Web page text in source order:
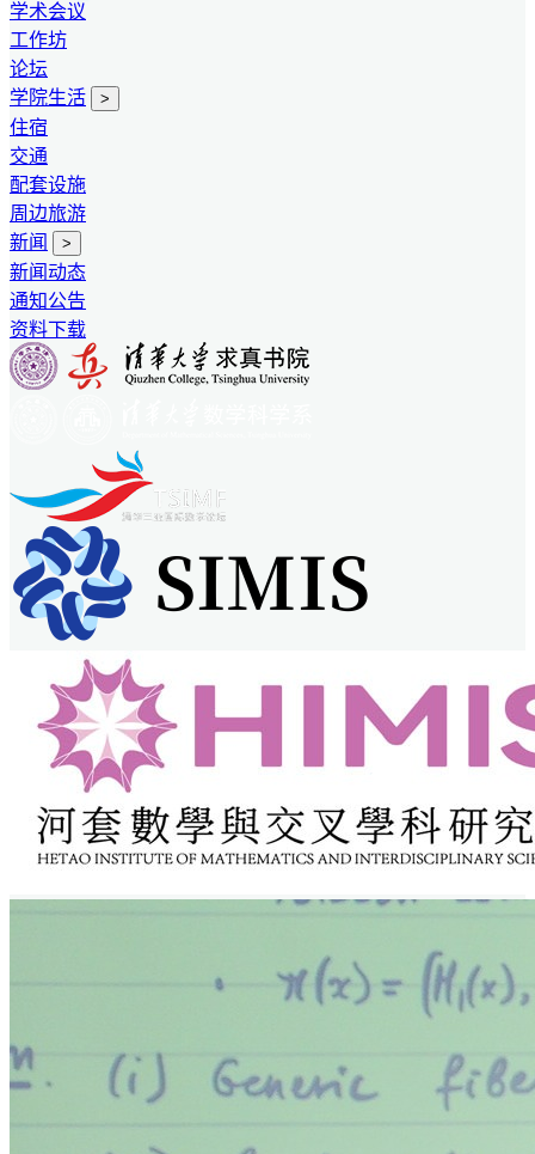
学术会议
工作坊
论坛
学院生活
>
住宿
交通
配套设施
周边旅游
新闻
>
新闻动态
通知公告
资料下载